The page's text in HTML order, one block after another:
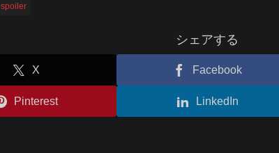
spoiler
シェアする
X Facebook
Pinterest LinkedIn